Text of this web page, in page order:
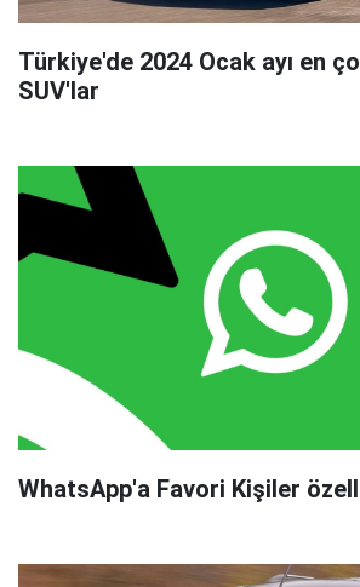
Türkiye'de 2024 Ocak ayı en
SUV'lar
WhatsApp'a Favori Kişiler